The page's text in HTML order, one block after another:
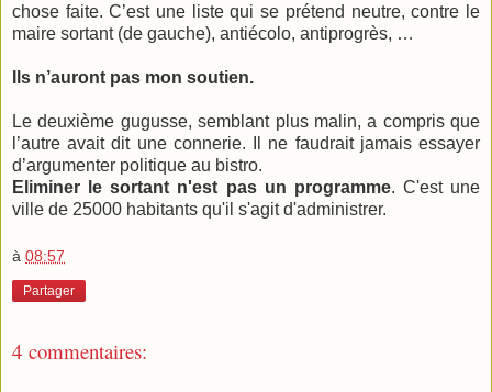
chose faite. C’est une liste qui se prétend neutre, contre le
maire sortant (de gauche), antiécolo, antiprogrès, …
Ils n’auront pas mon soutien.
Le deuxième gugusse, semblant plus malin, a compris que
l’autre avait dit une connerie. Il ne faudrait jamais essayer
d’argumenter politique au bistro.
Eliminer le sortant n'est pas un programme. C'est une
ville de 25000 habitants qu'il s'agit d'administrer.
à 08:57
Partager
4 commentaires: